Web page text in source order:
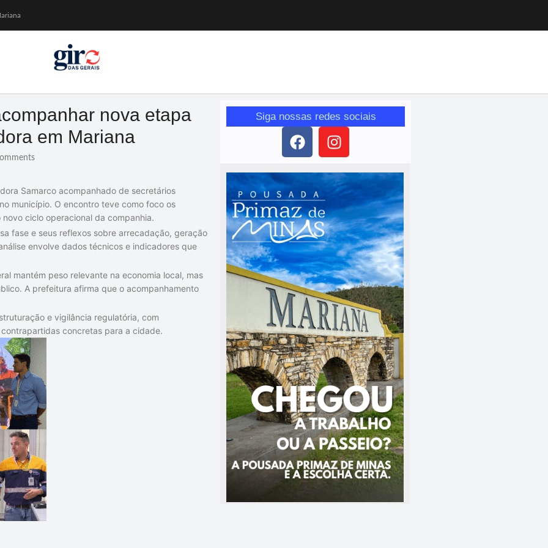
feminino
Wikimedia Brasil
nova etapa
em Mariana
Samarco acompanhado de secretários
município. O encontro teve como foco os
ciclo operacional da companhia.
fase e seus reflexos sobre arrecadação, geração
envolve dados técnicos e indicadores que
mantém peso relevante na economia local, mas
A prefeitura afirma que o acompanhamento
e vigilância regulatória, com
concretas para a cidade.
Siga nossas redes sociais